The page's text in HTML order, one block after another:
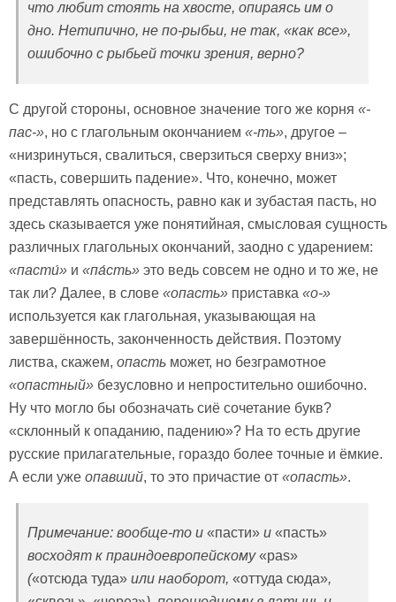
что любит стоять на хвосте, опираясь им о
дно. Нетипично, не по-рыбьи, не так, «как все»,
ошибочно с рыбьей точки зрения, верно?
С другой стороны, основное значение того же корня «-
пас-», но с глагольным окончанием «-ть», другое –
«низринуться, свалиться, сверзиться сверху вниз»;
«пасть, совершить падение». Что, конечно, может
представлять опасность, равно как и зубастая пасть, но
здесь сказывается уже понятийная, смысловая сущность
различных глагольных окончаний, заодно с ударением:
«пасти́» и «па́сть» это ведь совсем не одно и то же, не
так ли? Далее, в слове «опасть» приставка «о-»
используется как глагольная, указывающая на
завершённость, законченность действия. Поэтому
листва, скажем, опасть может, но безграмотное
«опастный» безусловно и непростительно ошибочно.
Ну что могло бы обозначать сиё сочетание букв?
«склонный к опаданию, падению»? На то есть другие
русские прилагательные, гораздо более точные и ёмкие.
А если уже опавший, то это причастие от «опасть».
Примечание: вообще-то и «пасти» и «пасть»
восходят к праиндоевропейскому«pas»
(«отсюда туда» или наоборот, «оттуда сюда»,